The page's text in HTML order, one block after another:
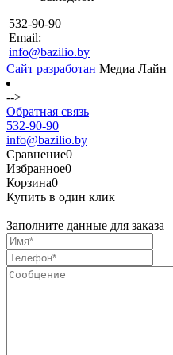
532-90-90
Email:
info@bazilio.by
Сайт разработан Медиа Лайн
-->
Обратная связь
532-90-90
info@bazilio.by
Сравнение0
Избранное0
Корзина0
Купить в один клик
Заполните данные для заказа